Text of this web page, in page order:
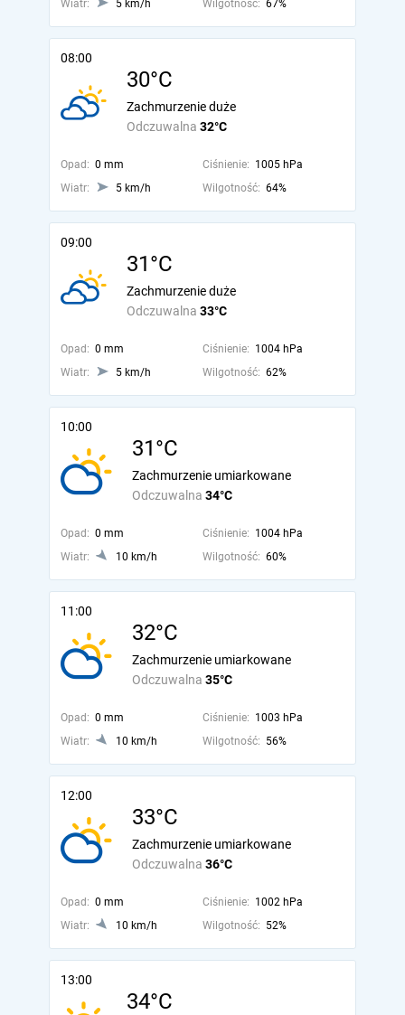
Wiatr: 5 km/h Wilgotność: 67%
08:00
30°C
Odczuwalna 32°C
Zachmurzenie duże
Opad: 0 mm Ciśnienie: 1005 hPa
Wiatr:
5 km/h Wilgotność: 64%
09:00
31°C
Odczuwalna 33°C
Zachmurzenie duże
Opad: 0 mm Ciśnienie: 1004 hPa
Wiatr:
5 km/h Wilgotność: 62%
10:00
31°C
Odczuwalna 34°C
Zachmurzenie umiarkowane
Opad: 0 mm Ciśnienie: 1004 hPa
Wiatr:
10 km/h Wilgotność: 60%
11:00
32°C
Odczuwalna 35°C
Zachmurzenie umiarkowane
Opad: 0 mm Ciśnienie: 1003 hPa
Wiatr:
10 km/h Wilgotność: 56%
12:00
33°C
Odczuwalna 36°C
Zachmurzenie umiarkowane
Opad: 0 mm Ciśnienie: 1002 hPa
Wiatr:
10 km/h Wilgotność: 52%
13:00
34°C